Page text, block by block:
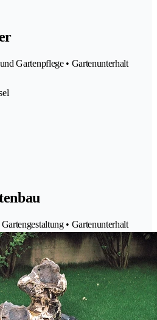
Gartenpflege • Gartenunterhalt
• Gartenunterhalt